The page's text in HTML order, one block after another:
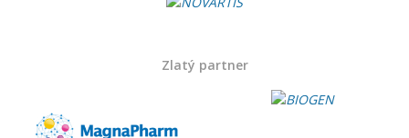
Leden
Zlatý partner